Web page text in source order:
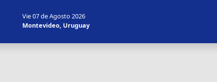
Vie 07 de Agosto 2026
Montevideo, Uruguay